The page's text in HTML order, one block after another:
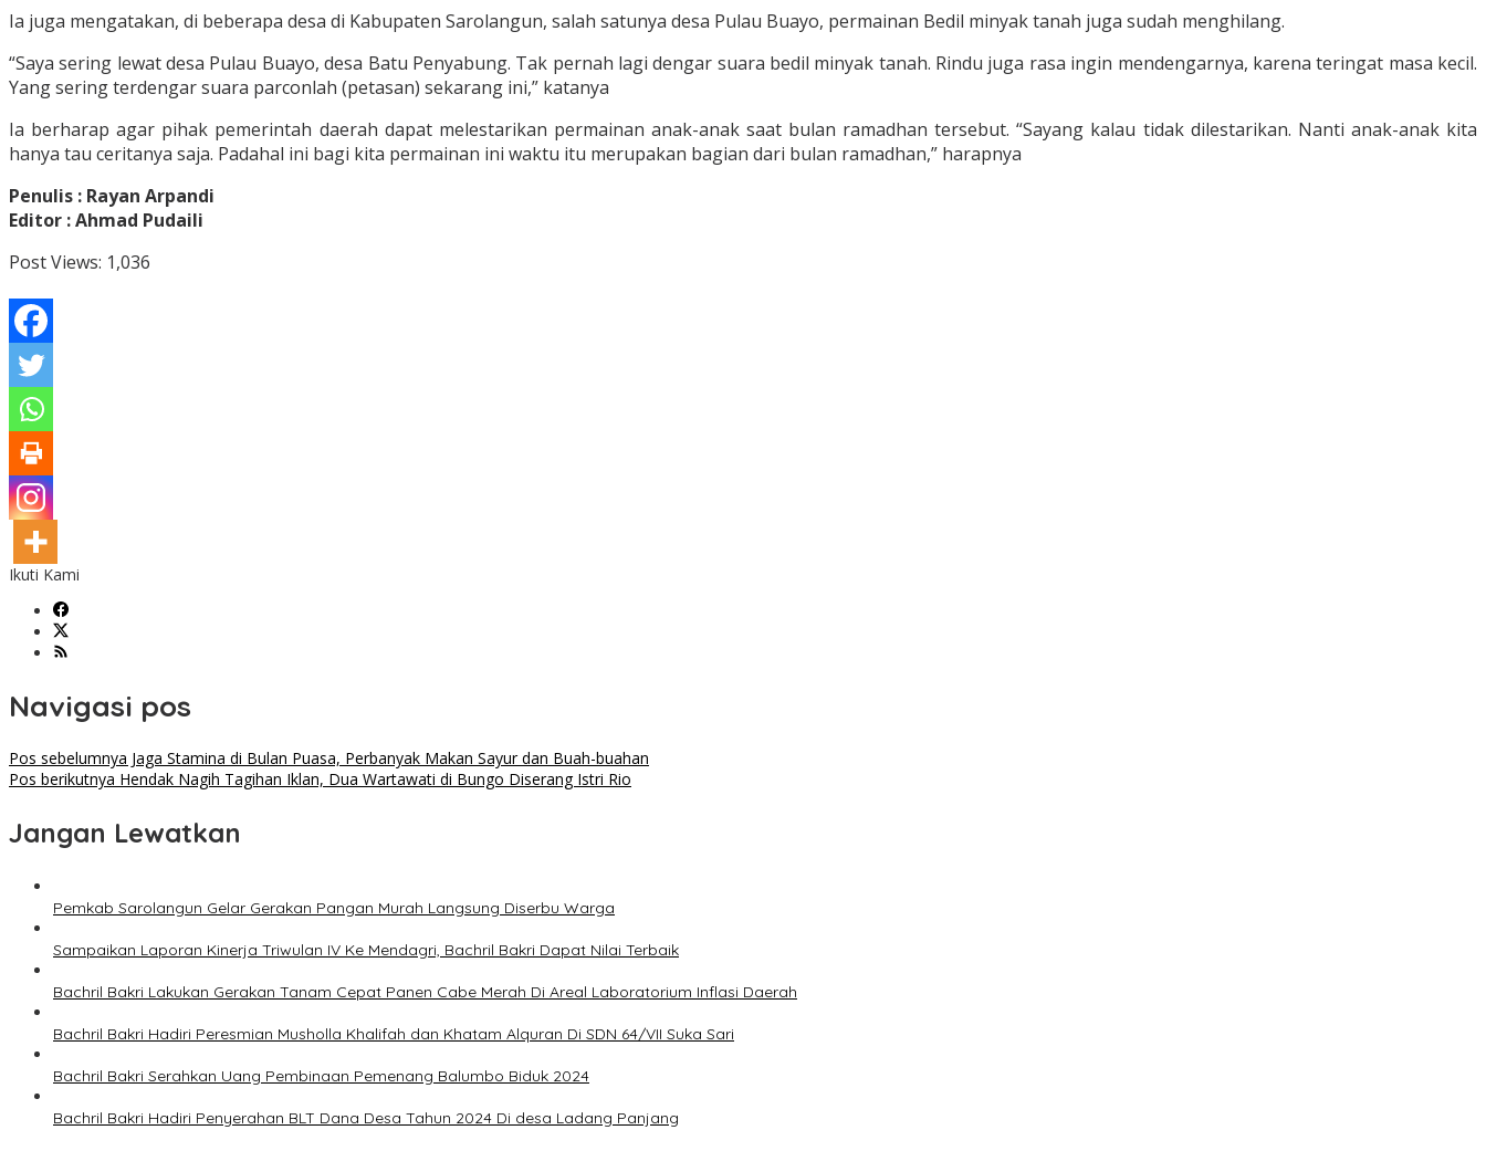
Ia juga mengatakan, di beberapa desa di Kabupaten Sarolangun, salah satunya desa Pulau Buayo, permainan Bedil minyak tanah juga sudah menghilang.
“Saya sering lewat desa Pulau Buayo, desa Batu Penyabung. Tak pernah lagi dengar suara bedil minyak tanah. Rindu juga rasa ingin mendengarnya, karena teringat masa kecil.
Yang sering terdengar suara parconlah (petasan) sekarang ini,” katanya
Ia berharap agar pihak pemerintah daerah dapat melestarikan permainan anak-anak saat bulan ramadhan tersebut. “Sayang kalau tidak dilestarikan. Nanti anak-anak kita
hanya tau ceritanya saja. Padahal ini bagi kita permainan ini waktu itu merupakan bagian dari bulan ramadhan,” harapnya
Penulis : Rayan Arpandi
Editor : Ahmad Pudaili
Post Views: 1,036
Ikuti Kami
Navigasi pos
Pos sebelumnya Jaga Stamina di Bulan Puasa, Perbanyak Makan Sayur dan Buah-buahan
Pos berikutnya Hendak Nagih Tagihan Iklan, Dua Wartawati di Bungo Diserang Istri Rio
Jangan Lewatkan
Pemkab Sarolangun Gelar Gerakan Pangan Murah Langsung Diserbu Warga
Sampaikan Laporan Kinerja Triwulan IV Ke Mendagri, Bachril Bakri Dapat Nilai Terbaik
Bachril Bakri Lakukan Gerakan Tanam Cepat Panen Cabe Merah Di Areal Laboratorium Inflasi Daerah
Bachril Bakri Hadiri Peresmian Musholla Khalifah dan Khatam Alquran Di SDN 64/VII Suka Sari
Bachril Bakri Serahkan Uang Pembinaan Pemenang Balumbo Biduk 2024
Bachril Bakri Hadiri Penyerahan BLT Dana Desa Tahun 2024 Di desa Ladang Panjang